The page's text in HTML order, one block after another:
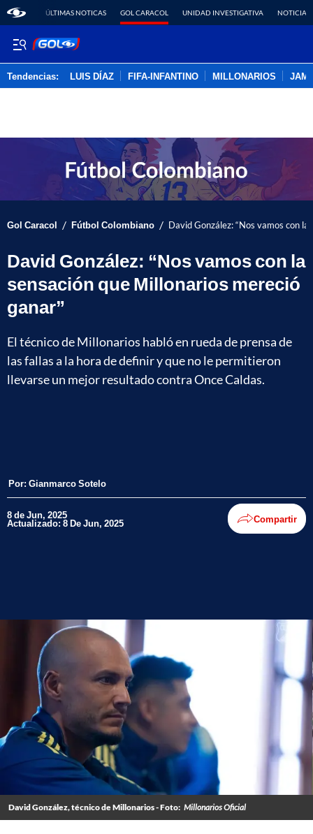
ÚLTIMAS NOTICAS GOL CARACOL UNIDAD INVESTIGATIVA NOTICIAS
Tendencias: LUIS DÍAZ FIFA-INFANTINO MILLONARIOS
Gol Caracol / Fútbol Colombiano / David González: “Nos vamos con
David González: “Nos vamos con la
sensación que Millonarios mereció
ganar”
El técnico de Millonarios habló en rueda de prensa de
las fallas a la hora de definir y que no le permitieron
llevarse un mejor resultado contra Once Caldas.
Por: Gianmarco Sotelo
8 de Jun, 2025
Actualizado: 8 De Jun, 2025 Compartir
David González, técnico de Millonarios - Foto: Millonarios Oficial